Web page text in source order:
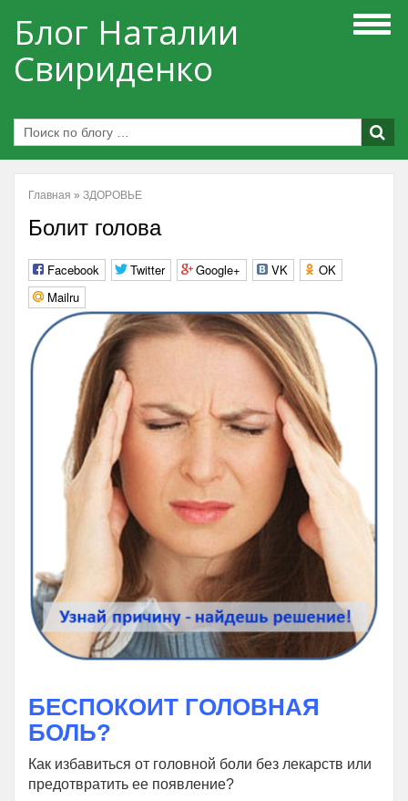
Блог Наталии
Свириденко
Главная » ЗДОРОВЬЕ
Болит голова
Facebook Twitter Google+ VK
OK
Mailru
БЕСПОКОИТ ГОЛОВНАЯ
БОЛЬ?
Как избавиться от головной боли без лекарств или
предотвратить ее появление?